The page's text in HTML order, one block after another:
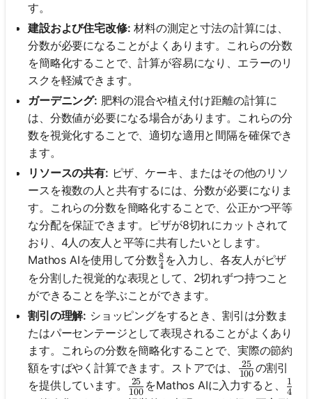
す。
建設および住宅改修: 材料の測定と寸法の計算には、
分数が必要になることがよくあります。これらの分数
を簡略化することで、計算が容易になり、エラーのリ
スクを軽減できます。
ガーデニング: 肥料の混合や植え付け距離の計算に
は、分数値が必要になる場合があります。これらの分
数を視覚化することで、適切な適用と間隔を確保でき
ます。
リソースの共有: ピザ、ケーキ、またはその他のリソ
ースを複数の人と共有するには、分数が必要になりま
す。これらの分数を簡略化することで、公正かつ平等
な分配を保証できます。ピザが8切れにカットされて
おり、4人の友人と平等に共有したいとします。
Mathos AIを使用して分数\frac{8}{4}
4
8 を入力し、各友人がピザ
を分割した視覚的な表現として、2切れずつ持つこと
ができることを学ぶことができます。
割引の理解: ショッピングをするとき、割引は分数ま
たはパーセンテージとして表現されることがよくあり
ます。これらの分数を簡略化することで、実際の節約
額をすばやく計算できます。ストアでは、
100
25 の割引
を提供しています。
\frac{25}{100}
100
25 をMathos AIに入力すると、 4
1